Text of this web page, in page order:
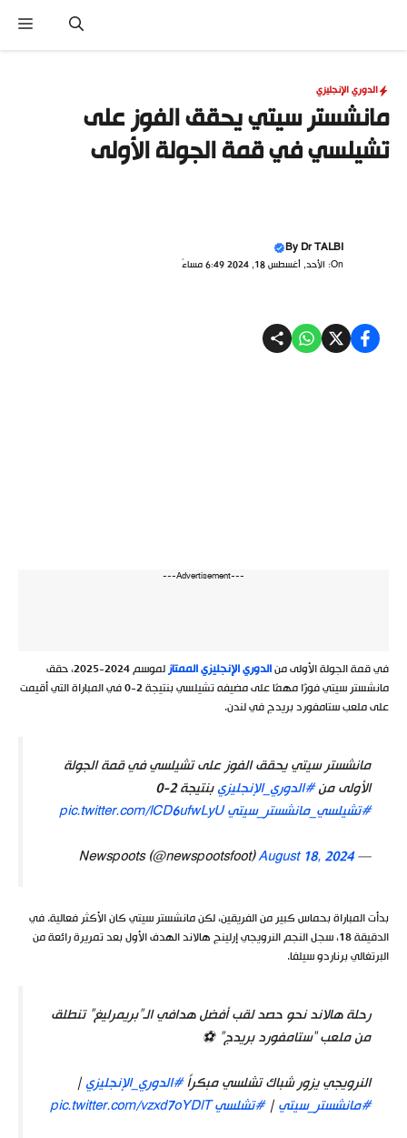
المحتوى
الدوري الإنجليزي
مانشستر سيتي يحقق الفوز على
تشيلسي في قمة الجولة الأولى
ByDr TALBI
On: الأحد, أغسطس 18, 2024 6:49 مساءً
---Advertisement---
في قمة الجولة الأولى منالدوري الإنجليزي الممتاز
لموسم 2024-2025، حقق
مانشستر سيتي فوزًا مهمًا على مضيفه تشيلسي بنتيجة 2-0 في المباراة التي أقيمت
على ملعب ستامفورد بريدج في لندن.
مانشستر سيتي يحقق الفوز على تشيلسي في قمة الجولة
الأولى من#الدوري_الإنجليزيبنتيجة 2-0
#تشيلسي_مانشستر_سيتيpic.twitter.com/lCD6ufwLyU
— Newspoots (@newspootsfoot)
August 18, 2024
بدأت المباراة بحماس كبير من الفريقين، لكن مانشستر سيتي كان الأكثر فعالية. في
الدقيقة 18، سجل النجم النرويجي إرلينج هالاند الهدف الأول بعد تمريرة رائعة من
البرتغالي برناردو سيلفا.
رحلة هالاند نحو حصد لقب أفضل هدافي الـ”بريمرليغ” تنطلق
من ملعب “ستامفورد بريدج” ⚽️
النرويجي يزور شباك تشلسي مبكراً#الدوري_الإنجليزي|
#مانشستر_سيتي|#تشلسيpic.twitter.com/vzxd7oYDlT